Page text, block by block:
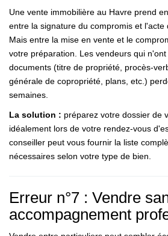
Une vente immobilière au Havre prend
entre la signature du compromis et l'acte
Mais entre la mise en vente et le
votre préparation. Les vendeurs qui
documents (titre de propriété, procès-
générale de copropriété, plans, etc.)
semaines.
La solution : préparez votre dossier de
idéalement lors de votre rendez-vous
conseiller peut vous fournir la liste
nécessaires selon votre type de bien.
Erreur n°7 : Vendre
accompagnement